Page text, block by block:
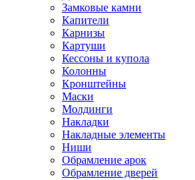
Замковые камни
Капители
Карнизы
Картуши
Кессоны и купола
Колонны
Кронштейны
Маски
Молдинги
Накладки
Накладные элементы
Ниши
Обрамление арок
Обрамление дверей